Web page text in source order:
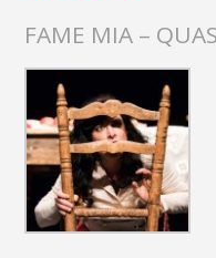
FAME MIA –